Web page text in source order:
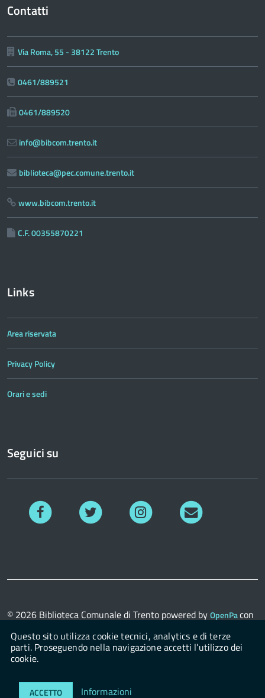
Contatti
Via Roma, 55 - 38122 Trento
0461/889521
0461/889520
info@bibcom.trento.it
biblioteca@pec.comune.trento.it
www.bibcom.trento.it
C.F. 00355870221
Links
Area riservata
Privacy Policy
Orari e sedi
Seguici su
Facebook Instagram
© 2026 Biblioteca Comunale di Trento powered byOpenPacon
Questo sito utilizza cookie tecnici, analytics e di terze
parti. Proseguendo nella navigazione accetti l’utilizzo dei
cookie.
ACCETTO Informazioni